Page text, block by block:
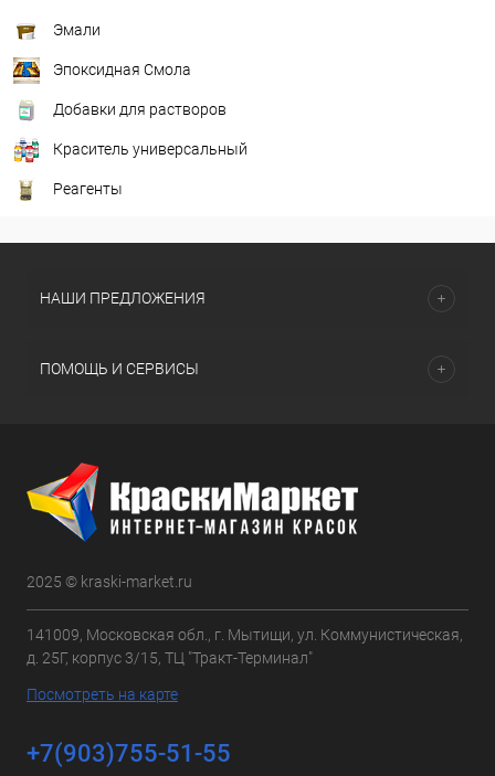
Эмали
Эпоксидная Смола
Добавки для растворов
Краситель универсальный
Реагенты
НАШИ ПРЕДЛОЖЕНИЯ
ПОМОЩЬ И СЕРВИСЫ
2025 © kraski-market.ru
141009, Московская обл., г. Мытищи, ул. Коммунистическая,
д. 25Г, корпус 3/15, ТЦ "Тракт-Терминал"
Посмотреть на карте
+7(903)755-51-55